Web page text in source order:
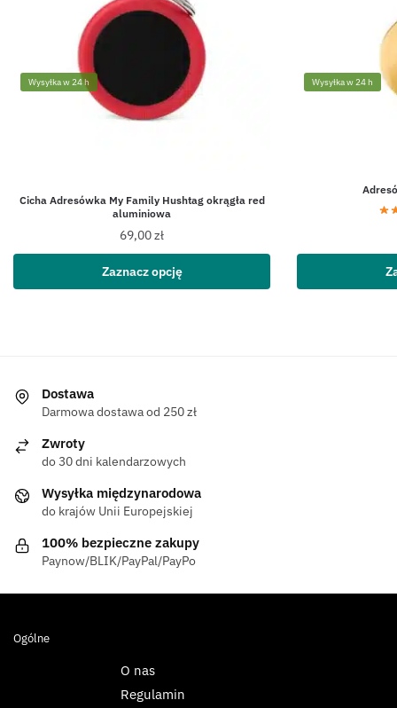
Wysyłka w 24 h
Cicha Adresówka My Family Hushtag okrągła red
aluminiowa
69,00zł
Zaznacz opcję
Wysyłka w 24 h
Dostawa
Darmowa dostawa od 250 zł
Zwroty
do 30 dni kalendarzowych
Wysyłka międzynarodowa
do krajów Unii Europejskiej
100% bezpieczne zakupy
Paynow/BLIK/PayPal/PayPo
Ogólne
O nas
Regulamin